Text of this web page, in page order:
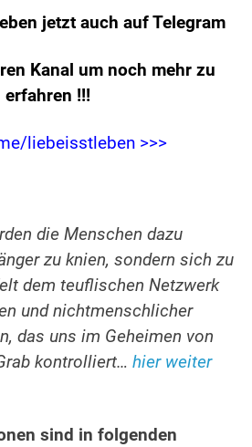
jetzt auch auf Telegram
Kanal um noch mehr zu
erfahren !!!
liebeisstleben >>>
die Menschen dazu
zu knien, sondern sich zu
dem teuflischen Netzwerk
und nichtmenschlicher
das uns im Geheimen von
kontrolliert…hier weiter
sind in folgenden